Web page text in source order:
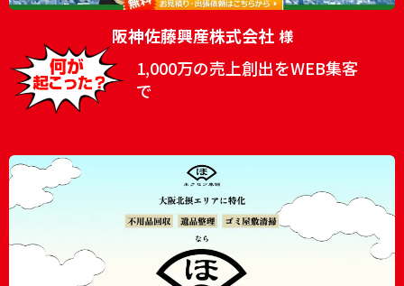
阪神佐藤興産株式会社 様
1,000万の売上創出をWEB集客
で